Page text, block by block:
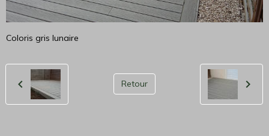
Coloris gris lunaire
Retour